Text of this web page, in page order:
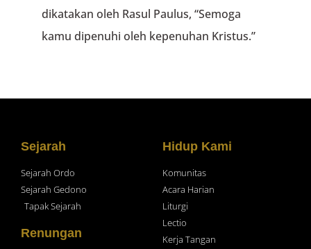
dikatakan oleh Rasul Paulus, “Semoga
kamu dipenuhi oleh kepenuhan Kristus.”
Sejarah
Sejarah Ordo
Sejarah Gedono
Tapak Sejarah
Renungan
Hidup Kami
Komunitas
Acara Harian
Liturgi
Lectio
Kerja Tangan